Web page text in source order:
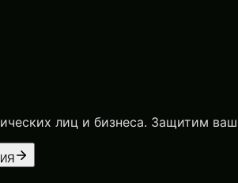
лиц и бизнеса. Защитим